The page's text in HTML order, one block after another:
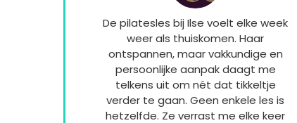
De pilatesles bij Ilse voelt elke week
weer als thuiskomen. Haar
ontspannen, maar vakkundige en
persoonlijke aanpak daagt me
telkens uit om nét dat tikkeltje
verder te gaan. Geen enkele les is
hetzelfde. Ze verrast me elke keer